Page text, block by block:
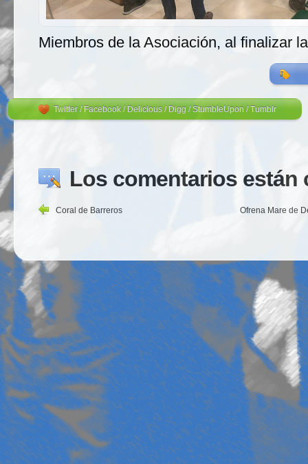
Miembros de la Asociación, al finalizar
Twitter / Facebook/Delicious/Digg/StumbleUpon/Tumblr
Los comentarios están
Coral de Barreros Ofrena Mare de